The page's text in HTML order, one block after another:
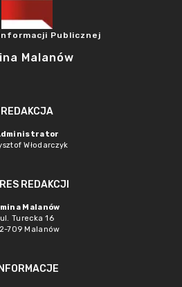
Publicznej
Malanów
REDAKCJA
Włodarczyk
REDAKCJI
Malanów
ul. Turecka 16
709 Malanów
INFORMACJE